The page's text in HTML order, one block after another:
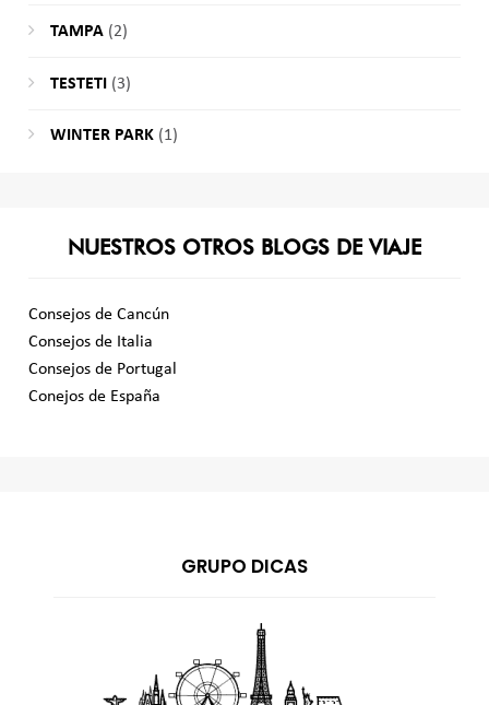
TAMPA(2)
TESTETI (3)
WINTER PARK(1)
NUESTROS OTROS BLOGS DE VIAJE
Consejos de Cancún
Consejos de Italia
Consejos de Portugal
Conejos de España
GRUPO DICAS